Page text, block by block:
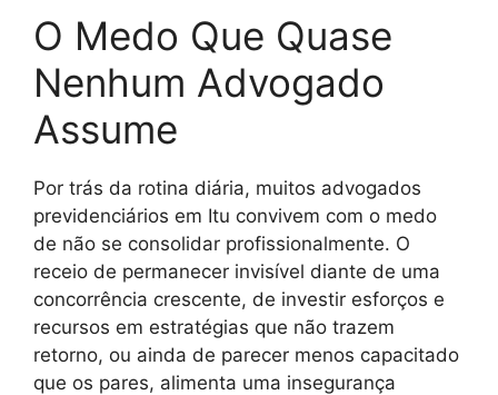
O Medo Que Quase
Nenhum Advogado
Assume
Por trás da rotina diária, muitos advogados
previdenciários em Itu convivem com o medo
de não se consolidar profissionalmente. O
receio de permanecer invisível diante de uma
concorrência crescente, de investir esforços e
recursos em estratégias que não trazem
retorno, ou ainda de parecer menos capacitado
que os pares, alimenta uma insegurança